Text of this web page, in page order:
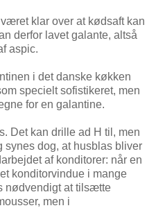
klar over at kødsaft kan
derfor lavet galante, altså
aspic.
i det danske køkken
specielt sofistikeret, men
for en galantine.
Det kan drille ad H til, men
synes dog, at husblas bliver
af konditorer: når en
konditorvindue i mange
nødvendigt at tilsætte
men i